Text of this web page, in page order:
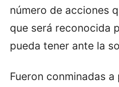
número de acciones
que será reconocida
pueda tener ante la
Fueron conminadas